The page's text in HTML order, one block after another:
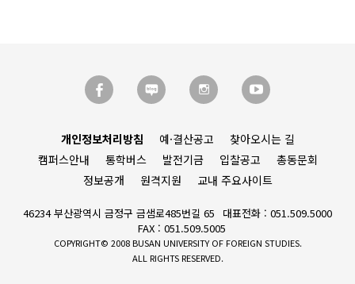
개인정보처리방침 예·결산공고
찾아오시는 길
캠퍼스안내
통학버스 발전기금 입찰공고
총동문회
정보공개
원격지원 교내 주요사이트
46234 부산광역시 금정구 금샘로485번길 65
대표전화 : 051.509.5000
FAX : 051.509.5005
COPYRIGHT© 2008 BUSAN UNIVERSITY OF FOREIGN STUDIES.
ALL RIGHTS RESERVED.